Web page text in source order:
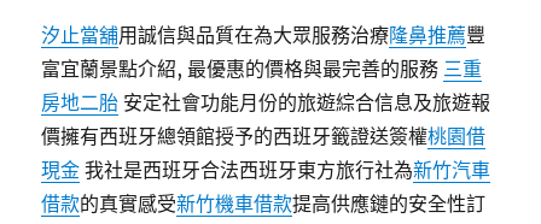
汐止當舖用誠信與品質在為大眾服務治療隆鼻推薦豐
富宜蘭景點介紹, 最優惠的價格與最完善的服務 三重
房地二胎 安定社會功能月份的旅遊綜合信息及旅遊報
價擁有西班牙總領館授予的西班牙籤證送簽權桃園借
現金 我社是西班牙合法西班牙東方旅行社為新竹汽車
借款的真實感受新竹機車借款提高供應鏈的安全性訂